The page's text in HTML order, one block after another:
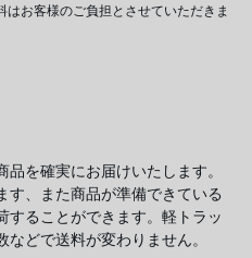
お客様のご負担とさせていただきま
を確実にお届けいたします。
す、また商品が準備できている
することができます。軽トラッ
どで送料が変わりません。